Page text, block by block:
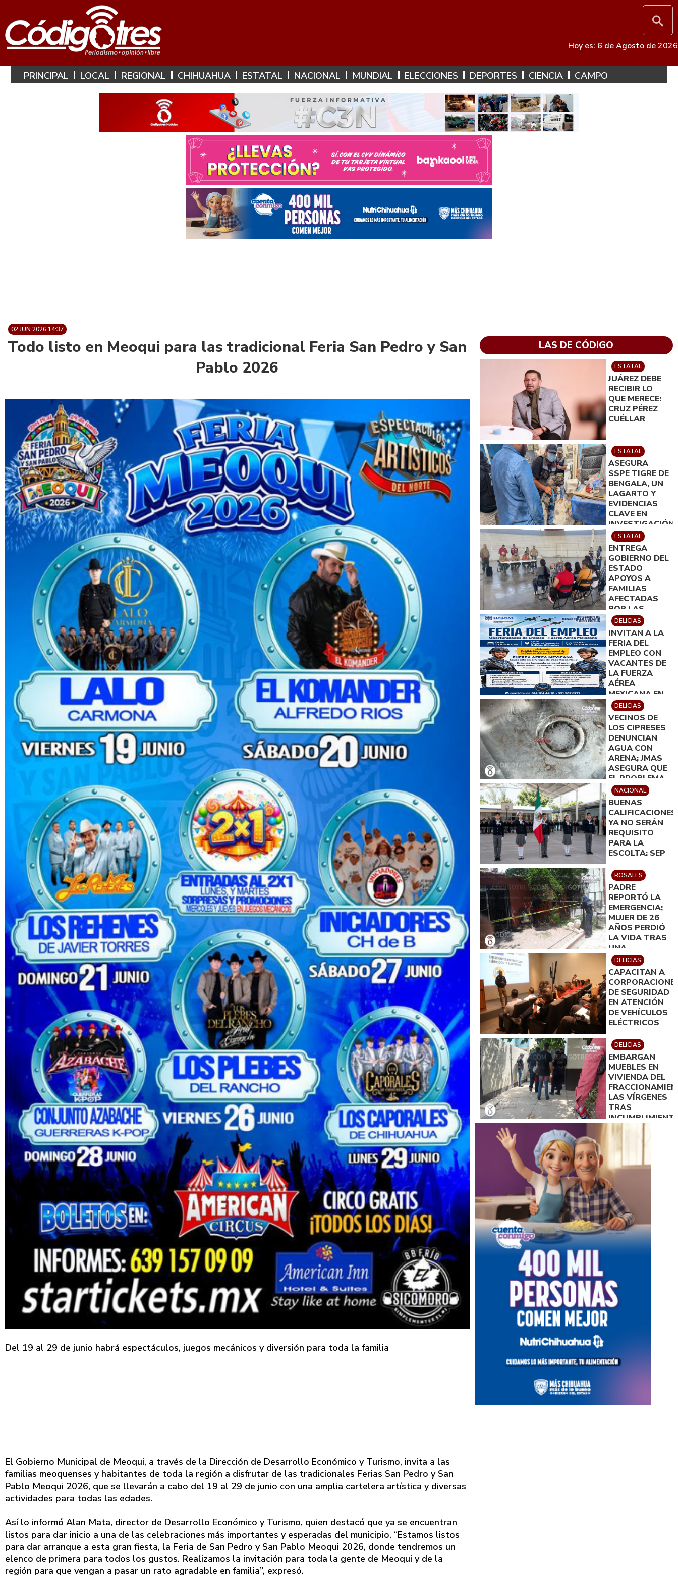
Hoy es: 6 de Agosto de 2026
PRINCIPAL LOCAL REGIONAL CHIHUAHUA ESTATAL NACIONAL MUNDIAL ELECCIONES DEPORTES CIENCIA CAMPO
02.JUN.2026 14:37
Todo listo en Meoqui para las tradicional Feria San Pedro y San
Pablo 2026
Del 19 al 29 de junio habrá espectáculos, juegos mecánicos y diversión para toda la familia
El Gobierno Municipal de Meoqui, a través de la Dirección de Desarrollo Económico y Turismo, invita a las
familias meoquenses y habitantes de toda la región a disfrutar de las tradicionales Ferias San Pedro y San
Pablo Meoqui 2026, que se llevarán a cabo del 19 al 29 de junio con una amplia cartelera artística y diversas
actividades para todas las edades.
Así lo informó Alan Mata, director de Desarrollo Económico y Turismo, quien destacó que ya se encuentran
listos para dar inicio a una de las celebraciones más importantes y esperadas del municipio. “Estamos listos
para dar arranque a esta gran fiesta, la Feria de San Pedro y San Pablo Meoqui 2026, donde tendremos un
elenco de primera para todos los gustos. Realizamos la invitación para toda la gente de Meoqui y de la
región para que vengan a pasar un rato agradable en familia”, expresó.
LAS DE CÓDIGO
ESTATAL
JUÁREZ DEBE
RECIBIR LO
QUE MERECE:
CRUZ PÉREZ
CUÉLLAR
ESTATAL
ASEGURA
SSPE TIGRE DE
BENGALA, UN
LAGARTO Y
EVIDENCIAS
CLAVE EN
INVESTIGACIÓN
POR
HOMICIDIO EN
CIUDAD
JUÁREZ; EN
CATEO
INSTRUIDO
POR GILBERTO
LOYA
ESTATAL
ENTREGA
GOBIERNO DEL
ESTADO
APOYOS A
FAMILIAS
AFECTADAS
POR LAS
LLUVIAS EN
JIMÉNEZ
DELICIAS
INVITAN A LA
FERIA DEL
EMPLEO CON
VACANTES DE
LA FUERZA
AÉREA
MEXICANA EN
DELICIAS
DELICIAS
VECINOS DE
LOS CIPRESES
DENUNCIAN
AGUA CON
ARENA; JMAS
ASEGURA QUE
EL PROBLEMA
QUEDARÁ
RESUELTO EN
MENOS DE 24
HORAS
NACIONAL
BUENAS
CALIFICACIONES
YA NO SERÁN
REQUISITO
PARA LA
ESCOLTA: SEP
ROSALES
PADRE
REPORTÓ LA
EMERGENCIA;
MUJER DE 26
AÑOS PERDIÓ
LA VIDA TRAS
UNA
PRESUNTA
INTOXICACIÓN.
DELICIAS
CAPACITAN A
DE SEGURIDAD
EN ATENCIÓN
DE VEHÍCULOS
ELÉCTRICOS
DELICIAS
EMBARGAN
MUEBLES EN
VIVIENDA DEL
LAS VÍRGENES
TRAS
DE ACUERDO
DE PAGO